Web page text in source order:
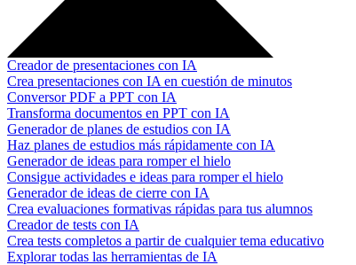
Creador de presentaciones con IA
Crea presentaciones con IA en cuestión de minutos
Conversor PDF a PPT con IA
Transforma documentos en PPT con IA
Generador de planes de estudios con IA
Haz planes de estudios más rápidamente con IA
Generador de ideas para romper el hielo
Consigue actividades e ideas para romper el hielo
Generador de ideas de cierre con IA
Crea evaluaciones formativas rápidas para tus alumnos
Creador de tests con IA
Crea tests completos a partir de cualquier tema educativo
Explorar todas las herramientas de IA